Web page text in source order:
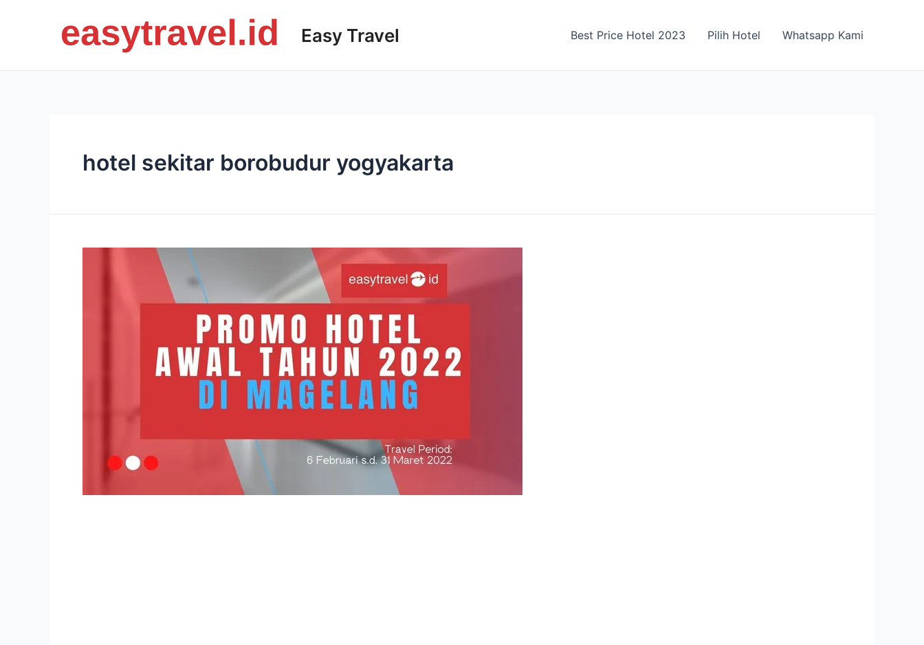
Easy Travel Best Price Hotel 2023 Pilih Hotel Whatsapp Kami
hotel sekitar borobudur yogyakarta